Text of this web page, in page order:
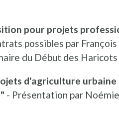
pour projets
possibles par
du Début des Haricots
d'agriculture urbaine
- Présentation par
nieuw venster